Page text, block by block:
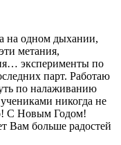
на одном дыхании,
метания,
эксперименты по
парт. Работаю
по налаживанию
никогда не
С Новым Годом!
Вам больше радостей